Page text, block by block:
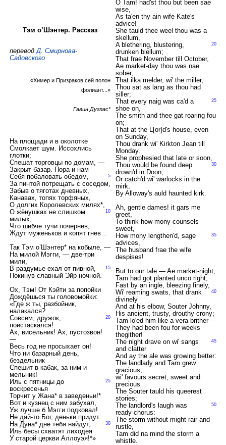
Тэм о’Шэнтер. Рассказ
переводД. Смирнова-
Садовского
«Химер и Призраков сей полон
фолиант...»
Гавин Дуглас*
На площади и в околотке
Смолкает шум. Иссохлись
глотки;
Спешат торговцы по домам, —
Закрыт базар. Пора и нам
5
Себя побаловать обедом,
За пинтой потрещать с соседом,
Забыв о тяготах дневных,
Канавах, топях торфяных,
О долгих Королевских милях*,
10
О жёнушках не слишком
милых,
Что шибче тучи почернев,
Ждут муженьков и копят гнев…
Так Тэм о’Шэнтер* на кобыле, —
На милой Мэгги, — две-три
мили,
15
В раздумье ехал от пивной,
Покинув славный Эйр ночной.
Ох, Тэм! От Кэйти за попойки
Дождёшься ты головомойки:
«Где ж ты, разбойник,
налакался?
20
Совсем, дружок,
поистаскался!
Ах, висельник! Ах, пустозвон!
—
Весь год не просыхает он!
Что ни базарный день,
бездельник
Спешит в кабак, за ним и
мельник!
25
Иль с пятницы до
воскресенья
Торчит у Жана* в заведеньи!*
Вот и кузнец с ним забухал,
Уж лучше б Мэгги подковал!
Не дай-то Бог, деньки придут:
30
На Дуна* дне тебя найдут,
Иль бесы схватят лиходея
У старой церкви Аллоуэя!*»
O Tam! had'st thou but been sae
wise,
As ta'en thy ain wife Kate's
advice!
She tauld thee weel thou was a
skellum,
20
A blethering, blustering,
drunken blellum;
That frae November till October,
Ae market-day thou was nae
sober;
That ilka melder, wi' the miller,
Thou sat as lang as thou had
siller;
25
That every naig was ca'd a
shoe on,
The smith and thee gat roaring fou
on;
That at the L[or]d's house, even
on Sunday,
Thou drank wi' Kirkton Jean till
Monday.
She prophesied that late or soon,
30
Thou would be found deep
drown'd in Doon;
Or catch'd wi' warlocks in the
mirk,
By Alloway's auld haunted kirk.
Ah, gentle dames! it gars me
greet,
To think how mony counsels
sweet,
35
How mony lengthen'd, sage
advices,
The husband frae the wife
despises!
But to our tale:— Ae market-night,
Tam had got planted unco right;
Fast by an ingle, bleezing finely,
40
Wi' reaming swats, that drank
divinely
And at his elbow, Souter Johnny,
His ancient, trusty, drouthy crony;
Tam lo'ed him like a vera brither—
They had been fou for weeks
thegither!
45
The night drave on wi' sangs
and clatter
And ay the ale was growing better:
The landlady and Tam grew
gracious,
wi' favours secret, sweet and
precious
The Souter tauld his queerest
stories;
50
The landlord's laugh was
ready chorus:
The storm without might rair and
rustle,
Tam did na mind the storm a
whistle.